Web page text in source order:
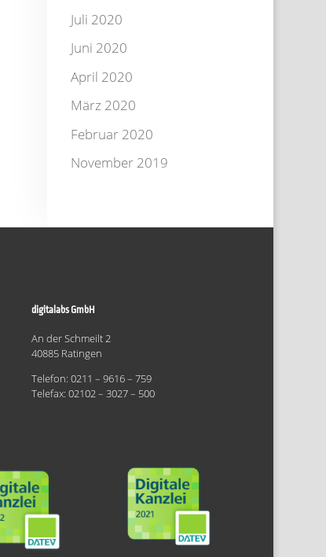
Juli 2020
Juni 2020
April 2020
März 2020
Februar 2020
November 2019
digitalabs GmbH
An der Schmeilt 2
40885 Ratingen
Telefon: 0211 – 9616 – 759
Telefax: 02102 – 3027 – 500